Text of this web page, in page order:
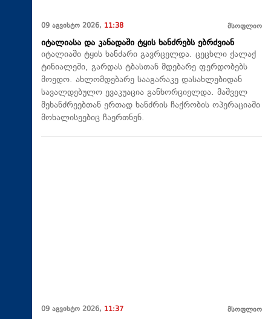
09 აგვისტო 2026, 11:38 მსოფლიო
იტალიასა და კანადაში ტყის ხანძრებს ებრძვიან
იტალიაში ტყის ხანძარი გავრცელდა. ცეცხლი ქალაქ
ტინიალეში, გარდას ტბასთან მდებარე ფერდობებს
მოედო. ახლომდებარე სააგარაკე დასახლებიდან
სავალდებულო ევაკუაცია განხორციელდა. მაშველ
მეხანძრეებთან ერთად ხანძრის ჩაქრობის ოპერაციაში
მოხალისეებიც ჩაერთნენ.
09 აგვისტო 2026, 11:37 მსოფლიო